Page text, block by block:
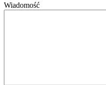
Wiadomość